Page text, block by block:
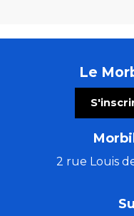
Le
2 rue Louis